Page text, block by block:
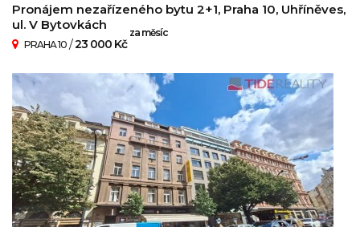
Pronájem nezařízeného bytu 2+1, Praha 10, Uhříněves,
ul. V Bytovkách
PRAHA 10 /23 000 Kč
za měsíc